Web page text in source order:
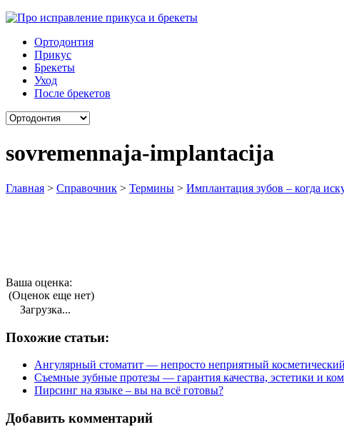
Ортодонтия
Прикус
Брекеты
Уход
После брекетов
sovremennaja-implantacija
Главная > Справочник > Термины > Имплантация зубов – когда
Ваша оценка:
(Оценок еще нет)
Загрузка...
Похожие статьи:
Ангулярный стоматит — непросто неприятный
Съемные зубные протезы — гарантия качества, эстетики и
Пирсинг на языке – вы на всё готовы?
Добавить комментарий